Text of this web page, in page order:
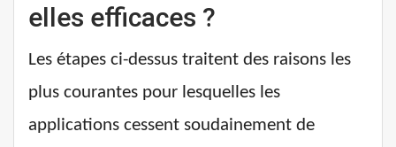
elles efficaces ?
Les étapes ci-dessus traitent des raisons les
plus courantes pour lesquelles les
applications cessent soudainement de